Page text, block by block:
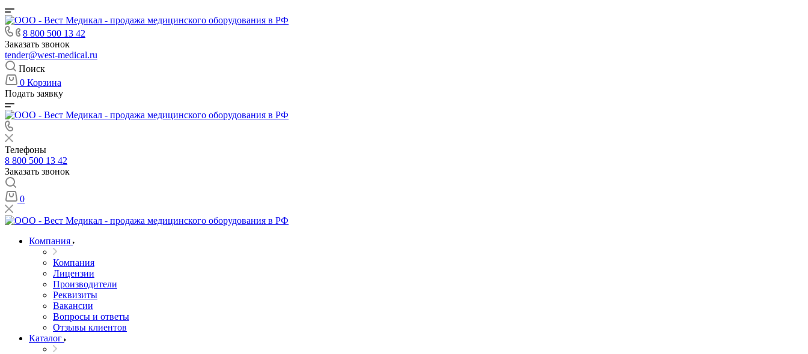
8 800 500 13 42
Заказать звонок
tender@west-medical.ru
Поиск
0 Корзина
Подать заявку
Телефоны
8 800 500 13 42
Заказать звонок
0
Компания
Компания
Лицензии
Производители
Реквизиты
Вакансии
Вопросы и ответы
Отзывы клиентов
Каталог